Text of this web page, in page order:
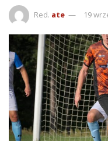
Red. ate 19